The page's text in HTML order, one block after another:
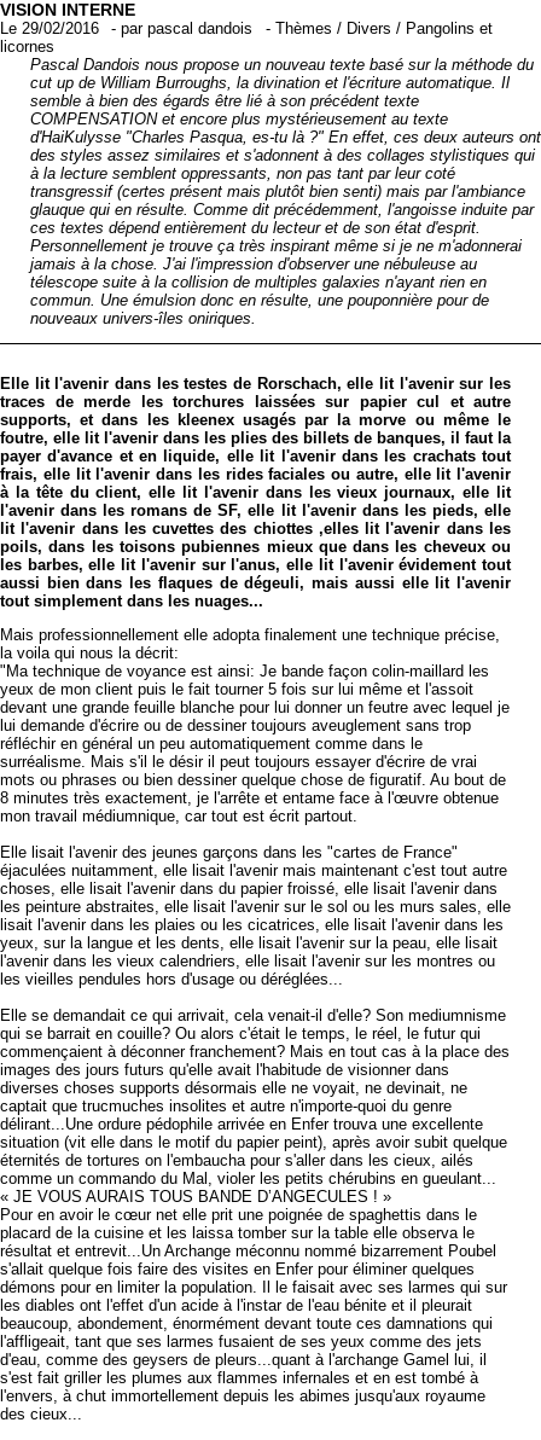
VISION INTERNE
Le 29/02/2016 -parpascal dandois - Thèmes / Divers / Pangolins et
licornes
Pascal Dandois nous propose un nouveau texte basé sur la méthode du
cut up de William Burroughs, la divination et l'écriture automatique. Il
semble à bien des égards être lié à son précédent texte
COMPENSATION et encore plus mystérieusement au texte
d'HaiKulysse "Charles Pasqua, es-tu là ?" En effet, ces deux auteurs ont
des styles assez similaires et s'adonnent à des collages stylistiques qui
à la lecture semblent oppressants, non pas tant par leur coté
transgressif (certes présent mais plutôt bien senti) mais par l'ambiance
glauque qui en résulte. Comme dit précédemment, l'angoisse induite par
ces textes dépend entièrement du lecteur et de son état d'esprit.
Personnellement je trouve ça très inspirant même si je ne m'adonnerai
jamais à la chose. J'ai l'impression d'observer une nébuleuse au
télescope suite à la collision de multiples galaxies n'ayant rien en
commun. Une émulsion donc en résulte, une pouponnière pour de
nouveaux univers-îles oniriques.
Elle lit l'avenir dans les testes de Rorschach, elle lit l'avenir sur les
traces de merde les torchures laissées sur papier cul et autre
supports, et dans les kleenex usagés par la morve ou même le
foutre, elle lit l'avenir dans les plies des billets de banques, il faut la
payer d'avance et en liquide, elle lit l'avenir dans les crachats tout
frais, elle lit l'avenir dans les rides faciales ou autre, elle lit l'avenir
à la tête du client, elle lit l'avenir dans les vieux journaux, elle lit
l'avenir dans les romans de SF, elle lit l'avenir dans les pieds, elle
lit l'avenir dans les cuvettes des chiottes ,elles lit l'avenir dans les
poils, dans les toisons pubiennes mieux que dans les cheveux ou
les barbes, elle lit l'avenir sur l'anus, elle lit l'avenir évidement tout
aussi bien dans les flaques de dégeuli, mais aussi elle lit l'avenir
tout simplement dans les nuages...
Mais professionnellement elle adopta finalement une technique précise,
la voila qui nous la décrit:
"Ma technique de voyance est ainsi: Je bande façon colin-maillard les
yeux de mon client puis le fait tourner 5 fois sur lui même et l'assoit
devant une grande feuille blanche pour lui donner un feutre avec lequel je
lui demande d'écrire ou de dessiner toujours aveuglement sans trop
réfléchir en général un peu automatiquement comme dans le
surréalisme. Mais s'il le désir il peut toujours essayer d'écrire de vrai
mots ou phrases ou bien dessiner quelque chose de figuratif. Au bout de
8 minutes très exactement, je l'arrête et entame face à l'œuvre obtenue
mon travail médiumnique, car tout est écrit partout.
Elle lisait l'avenir des jeunes garçons dans les "cartes de France"
éjaculées nuitamment, elle lisait l'avenir mais maintenant c'est tout autre
choses, elle lisait l'avenir dans du papier froissé, elle lisait l'avenir dans
les peinture abstraites, elle lisait l'avenir sur le sol ou les murs sales, elle
lisait l'avenir dans les plaies ou les cicatrices, elle lisait l'avenir dans les
yeux, sur la langue et les dents, elle lisait l'avenir sur la peau, elle lisait
l'avenir dans les vieux calendriers, elle lisait l'avenir sur les montres ou
les vieilles pendules hors d'usage ou déréglées...
Elle se demandait ce qui arrivait, cela venait-il d'elle? Son mediumnisme
qui se barrait en couille? Ou alors c'était le temps, le réel, le futur qui
commençaient à déconner franchement? Mais en tout cas à la place des
images des jours futurs qu'elle avait l'habitude de visionner dans
diverses choses supports désormais elle ne voyait, ne devinait, ne
captait que trucmuches insolites et autre n'importe-quoi du genre
délirant...Une ordure pédophile arrivée en Enfer trouva une excellente
situation (vit elle dans le motif du papier peint), après avoir subit quelque
éternités de tortures on l'embaucha pour s'aller dans les cieux, ailés
comme un commando du Mal, violer les petits chérubins en gueulant...
« JE VOUS AURAIS TOUS BANDE D’ANGECULES ! »
Pour en avoir le cœur net elle prit une poignée de spaghettis dans le
placard de la cuisine et les laissa tomber sur la table elle observa le
résultat et entrevit...Un Archange méconnu nommé bizarrement Poubel
s'allait quelque fois faire des visites en Enfer pour éliminer quelques
démons pour en limiter la population. Il le faisait avec ses larmes qui sur
les diables ont l'effet d'un acide à l'instar de l'eau bénite et il pleurait
beaucoup, abondement, énormément devant toute ces damnations qui
l'affligeait, tant que ses larmes fusaient de ses yeux comme des jets
d'eau, comme des geysers de pleurs...quant à l'archange Gamel lui, il
s'est fait griller les plumes aux flammes infernales et en est tombé à
l'envers, à chut immortellement depuis les abimes jusqu'aux royaume
des cieux...